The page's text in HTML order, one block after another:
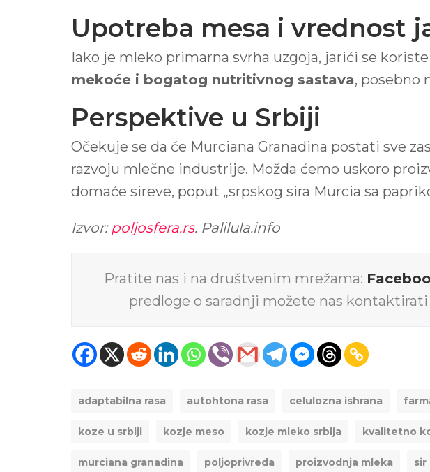
Upotreba mesa i vrednost
Iako je mleko primarna svrha uzgoja, jarići se
mekoće i bogatog nutritivnog sastava, posebno
Perspektive u Srbiji
Očekuje se da će Murciana Granadina postati sve
razvoju mlečne industrije. Možda ćemo uskoro
domaće sireve, poput „srpskog sira Murcia sa
Izvor: poljosfera.rs. Palilula.info
Pratite nas i na društvenim mrežama:
predloge o saradnji možete nas
adaptabilna rasa autohtona rasa celulozna ishrana
koze u srbiji kozje meso kozje mleko srbija kvalitetno
murciana granadina poljoprivreda proizvodnja mleka sir